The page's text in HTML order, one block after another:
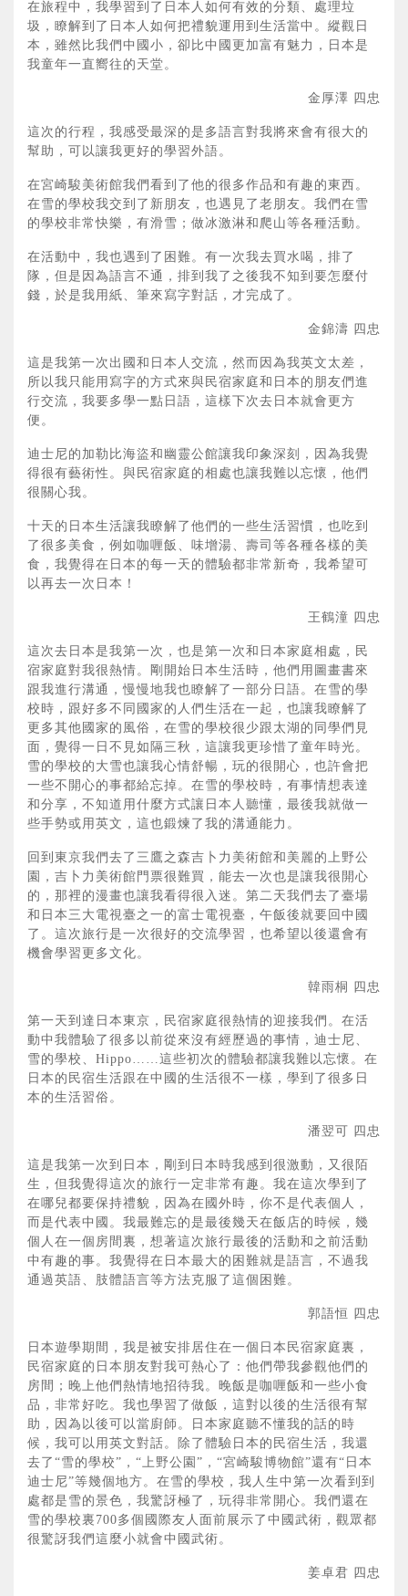
在旅程中，我學習到了日本人如何有效的分類、處理垃
圾，瞭解到了日本人如何把禮貌運用到生活當中。縱觀日
本，雖然比我們中國小，卻比中國更加富有魅力，日本是
我童年一直嚮往的天堂。
金厚澤 四忠
這次的行程，我感受最深的是多語言對我將來會有很大的
幫助，可以讓我更好的學習外語。
在宮崎駿美術館我們看到了他的很多作品和有趣的東西。
在雪的學校我交到了新朋友，也遇見了老朋友。我們在雪
的學校非常快樂，有滑雪；做冰激淋和爬山等各種活動。
在活動中，我也遇到了困難。有一次我去買水喝，排了
隊，但是因為語言不通，排到我了之後我不知到要怎麼付
錢，於是我用紙、筆來寫字對話，才完成了。
金錦濤 四忠
這是我第一次出國和日本人交流，然而因為我英文太差，
所以我只能用寫字的方式來與民宿家庭和日本的朋友們進
行交流，我要多學一點日語，這樣下次去日本就會更方
便。
迪士尼的加勒比海盜和幽靈公館讓我印象深刻，因為我覺
得很有藝術性。與民宿家庭的相處也讓我難以忘懷，他們
很關心我。
十天的日本生活讓我瞭解了他們的一些生活習慣，也吃到
了很多美食，例如咖喱飯、味增湯、壽司等各種各樣的美
食，我覺得在日本的每一天的體驗都非常新奇，我希望可
以再去一次日本！
王鶴潼 四忠
這次去日本是我第一次，也是第一次和日本家庭相處，民
宿家庭對我很熱情。剛開始日本生活時，他們用圖畫書來
跟我進行溝通，慢慢地我也瞭解了一部分日語。在雪的學
校時，跟好多不同國家的人們生活在一起，也讓我瞭解了
更多其他國家的風俗，在雪的學校很少跟太湖的同學們見
面，覺得一日不見如隔三秋，這讓我更珍惜了童年時光。
雪的學校的大雪也讓我心情舒暢，玩的很開心，也許會把
一些不開心的事都給忘掉。在雪的學校時，有事情想表達
和分享，不知道用什麼方式讓日本人聽懂，最後我就做一
些手勢或用英文，這也鍛煉了我的溝通能力。
回到東京我們去了三鷹之森吉卜力美術館和美麗的上野公
園，吉卜力美術館門票很難買，能去一次也是讓我很開心
的，那裡的漫畫也讓我看得很入迷。第二天我們去了臺場
和日本三大電視臺之一的富士電視臺，午飯後就要回中國
了。這次旅行是一次很好的交流學習，也希望以後還會有
機會學習更多文化。
韓雨桐 四忠
第一天到達日本東京，民宿家庭很熱情的迎接我們。在活
動中我體驗了很多以前從來沒有經歷過的事情，迪士尼、
雪的學校、Hippo……這些初次的體驗都讓我難以忘懷。在
日本的民宿生活跟在中國的生活很不一樣，學到了很多日
本的生活習俗。
潘翌可 四忠
這是我第一次到日本，剛到日本時我感到很激動，又很陌
生，但我覺得這次的旅行一定非常有趣。我在這次學到了
在哪兒都要保持禮貌，因為在國外時，你不是代表個人，
而是代表中國。我最難忘的是最後幾天在飯店的時候，幾
個人在一個房間裏，想著這次旅行最後的活動和之前活動
中有趣的事。我覺得在日本最大的困難就是語言，不過我
通過英語、肢體語言等方法克服了這個困難。
郭語恒 四忠
日本遊學期間，我是被安排居住在一個日本民宿家庭裏，
民宿家庭的日本朋友對我可熱心了：他們帶我參觀他們的
房間；晚上他們熱情地招待我。晚飯是咖喱飯和一些小食
品，非常好吃。我也學習了做飯，這對以後的生活很有幫
助，因為以後可以當廚師。日本家庭聽不懂我的話的時
候，我可以用英文對話。除了體驗日本的民宿生活，我還
去了“雪的學校”，“上野公園”，“宮崎駿博物館”還有“日本
迪士尼”等幾個地方。在雪的學校，我人生中第一次看到到
處都是雪的景色，我驚訝極了，玩得非常開心。我們還在
雪的學校裏700多個國際友人面前展示了中國武術，觀眾都
很驚訝我們這麼小就會中國武術。
姜卓君 四忠